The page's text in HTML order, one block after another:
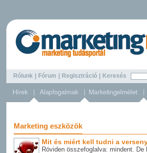
Rólunk Fórum Regisztráció Keresés
Marketing eszközök
Mit és miért kell tudni a
Röviden összefoglalva: mindent.